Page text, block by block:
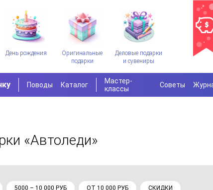
День рождения
Оригинальные
подарки
Деловые подарки
и сувениры
Поводы Каталог
Мастер-
классы
Советы
«Автоледи»
5000 – 10 000 РУБ ОТ 10 000 РУБ СКИДКИ